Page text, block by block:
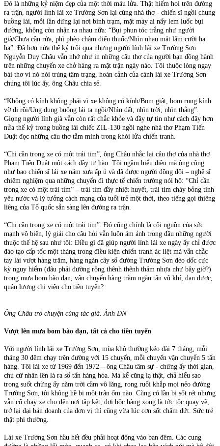
Đó là những kỷ niệm đẹp của một thời máu lửa. Thật hiếm hoi trên đường
ra trận, người lính lái xe Trường Sơn lại cùng nhà thơ - chiến sĩ ngồi chung
buồng lái, mỗi lần dừng lại nơi binh trạm, mặt mày ai nấy lem luốc bụi
đường, không còn nhận ra nhau nữa: “Bụi phun tóc trắng như người
già/Chưa cần rửa, phì phèo châm điếu thuốc/Nhìn nhau mặt lấm cười ha
ha”. Đã hơn nửa thế kỷ trôi qua nhưng người lính lái xe Trường Sơn
Nguyễn Duy Châu vẫn nhớ như in những câu thơ của người bạn đồng hành
trên những chuyến xe chở hàng ra mặt trận ngày nào. Tôi thuộc lòng ngay
bài thơ vì nó nói trúng tâm trạng, hoàn cảnh của cánh lái xe Trường Sơn
chúng tôi lúc ấy, ông Châu chia sẻ.
“Không có kính không phải vì xe không có kính/Bom giật, bom rung kính
vỡ đi rồi/Ung dung buồng lái ta ngồi/Nhìn đất, nhìn trời, nhìn thẳng”.
Giọng người lính già vẫn còn rất chắc khỏe và đầy tự tin như cách đây hơn
nửa thế kỷ trong buồng lái chiếc ZIL-130 ngồi nghe nhà thơ Phạm Tiến
Duật đọc những câu thơ tắm mình trong khói lửa chiến tranh.
“Chỉ cần trong xe có một trái tim”, ông Châu nhắc lại câu thơ của nhà thơ
Phạm Tiến Duật một cách đầy tự hào. Tôi ngầm hiểu điều mà ông cũng
như bao chiến sĩ lái xe năm xưa ấp ủ và đã được người đồng đội – nghệ sĩ
chiêm nghiệm qua những chuyến đi thực tế chiến trường nói hộ: “Chỉ cần
trong xe có một trái tim” – trái tim đầy nhiệt huyết, trái tim cháy bỏng tình
yêu nước và lý tưởng cách mạng của tuổi trẻ một thời, theo tiếng gọi thiêng
liêng của Tổ quốc sẵn sàng lên đường ra trận.
“Chỉ cần trong xe có một trái tim”. Đó cũng chính là cội nguồn của sức
mạnh vô biên, lý giải cho câu hỏi vẫn luôn ám ảnh trong đầu những người
thuộc thế hệ sau như tôi: Điều gì đã giúp người lính lái xe ngày ấy chỉ được
đào tạo cấp tốc một tháng trong điều kiện chiến tranh ác liệt mà vẫn chắc
tay lái vượt hàng trăm, hàng ngàn cây số đường Trường Sơn đèo dốc cực
kỳ nguy hiểm (đâu phải đường rộng thênh thênh thảm nhựa như bây giờ?)
trong mưa bom bão đạn, vận chuyển hàng trăm ngàn tấn vũ khí, đạn dược,
quân lương chi viện cho tiền tuyến?
Ông Châu trò chuyện cùng tác giả. Ảnh DN
Vượt lên mưa bom bão đạn, tất cả cho tiền tuyến
Với người lính lái xe Trường Sơn, mùa khô thường kéo dài 7 tháng, mỗi
tháng 30 đêm chạy trên đường với 15 chuyến, mỗi chuyến vận chuyển 5 tấn
hàng. Tôi lái xe từ 1969 đến 1972 – ông Châu tâm sự - chừng ấy thời gian,
chú cứ nhân lên là ra số tấn hàng hóa. Mà kể cũng lạ thật, chả hiểu sao
trong suốt chừng ấy năm trời cầm vô lăng, rong ruổi khắp mọi nẻo đường
Trường Sơn, tôi không hề bị một trận ốm nào. Cũng có lần bị sốt rét nhưng
vẫn cố chạy xe cho đến nơi tập kết, đợi bốc hàng xong là tức tốc quay về,
trở lại đại bản doanh của đơn vị thì cũng vừa lúc cơn sốt chấm dứt. Sức trẻ
thật phi thường.
Lái xe Trường Sơn hầu hết đều phải hoạt động vào ban đêm. Các cung